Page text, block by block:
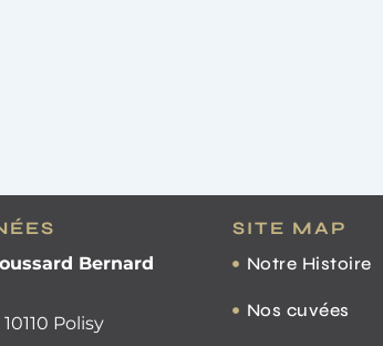
Bernard
Polisy
SITE MAP
Notre Histoire
Nos cuvées